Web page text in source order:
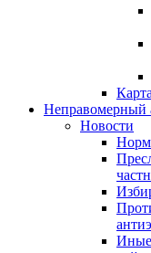
Неправомерный
Новости
Иные